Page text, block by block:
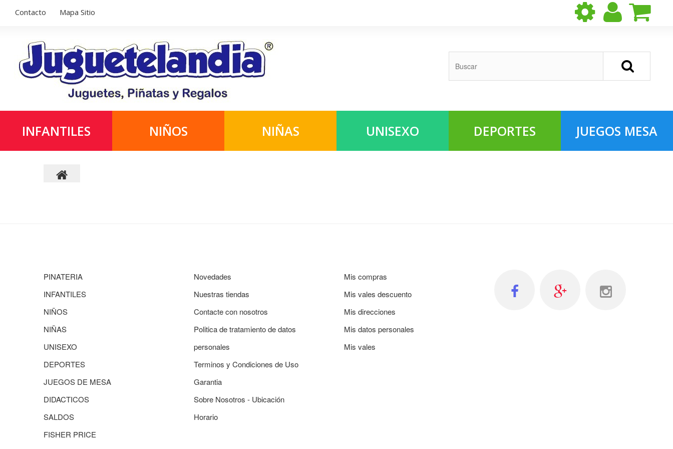
Contacto Mapa Sitio
INFANTILES NIÑOS NIÑAS UNISEXO DEPORTES JUEGOS MESA
PINATERIA
INFANTILES
NIÑOS
NIÑAS
UNISEXO
DEPORTES
JUEGOS DE MESA
DIDACTICOS
SALDOS
FISHER PRICE
Novedades
Nuestras tiendas
Contacte con nosotros
Politica de tratamiento de datos
personales
Terminos y Condiciones de Uso
Garantia
Sobre Nosotros - Ubicación
Horario
Mis compras
Mis vales descuento
Mis direcciones
Mis datos personales
Mis vales